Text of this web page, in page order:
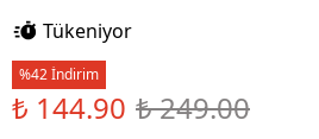
Tükeniyor
%42 İndirim
₺ 144.90 ₺ 249.00